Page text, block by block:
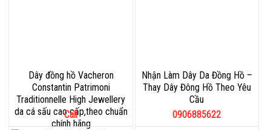
Dây đồng hồ Vacheron
Constantin Patrimoni
Traditionnelle High Jewellery
da cá sấu cao cấp,theo chuẩn
chính hãng
Call
Nhận Làm Dây Da Đồng Hồ –
Thay Dây Đông Hồ Theo Yêu
Cầu
0906885622